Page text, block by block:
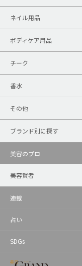
ネイル用品
ボディケア用品
チーク
香水
その他
ブランド別に探す
美容のプロ
美容賢者
連載
占い
SDGs